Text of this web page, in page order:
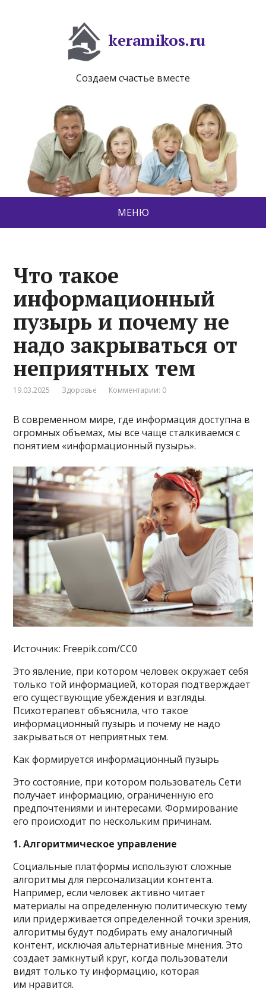
keramikos.ru
Создаем счастье вместе
МЕНЮ
Что такое
информационный
пузырь и почему не
надо закрываться от
неприятных тем
19.03.2025 Здоровье Комментарии: 0
В современном мире, где информация доступна в
огромных объемах, мы все чаще сталкиваемся с
понятием «информационный пузырь».
Источник: Freepik.com/CC0
Это явление, при котором человек окружает себя
только той информацией, которая подтверждает
его существующие убеждения и взгляды.
Психотерапевт объяснила, что такое
информационный пузырь и почему не надо
закрываться от неприятных тем.
Как формируется информационный пузырь
Это состояние, при котором пользователь Сети
получает информацию, ограниченную его
предпочтениями и интересами. Формирование
его происходит по нескольким причинам.
1. Алгоритмическое управление
Социальные платформы используют сложные
алгоритмы для персонализации контента.
Например, если человек активно читает
материалы на определенную политическую тему
или придерживается определенной точки зрения,
алгоритмы будут подбирать ему аналогичный
контент, исключая альтернативные мнения. Это
создает замкнутый круг, когда пользователи
видят только ту информацию, которая
им нравится.